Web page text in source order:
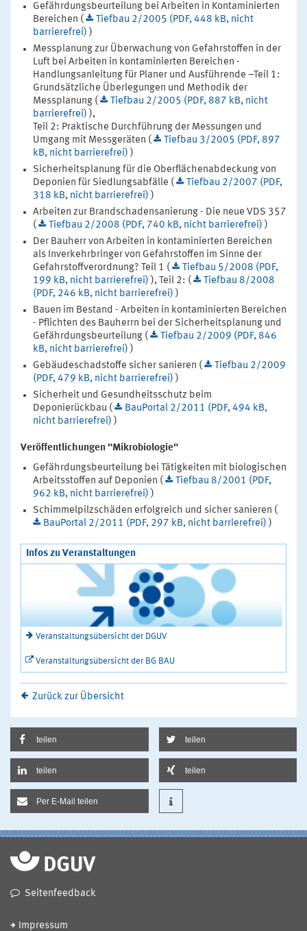
Gefährdungsbeurteilung bei Arbeiten in Kontaminierten
Bereichen (
Tiefbau 2/2005 (PDF, 448 kB, nicht
barrierefrei) )
Messplanung zur Überwachung von Gefahrstoffen in der
Luft bei Arbeiten in kontaminierten Bereichen -
Handlungsanleitung für Planer und Ausführende –Teil 1:
Grundsätzliche Überlegungen und Methodik der
Messplanung (
Tiefbau 2/2005 (PDF, 887 kB, nicht
barrierefrei) ),
Teil 2: Praktische Durchführung der Messungen und
Umgang mit Messgeräten (
Tiefbau 3/2005 (PDF, 897
kB, nicht barrierefrei) )
Sicherheitsplanung für die Oberflächenabdeckung von
Deponien für Siedlungsabfälle (
Tiefbau 2/2007 (PDF,
318 kB, nicht barrierefrei) )
Arbeiten zur Brandschadensanierung - Die neue VDS 357
(
Tiefbau 2/2008 (PDF, 740 kB, nicht barrierefrei) )
Der Bauherr von Arbeiten in kontaminierten Bereichen
als Inverkehrbringer von Gefahrstoffen im Sinne der
Gefahrstoffverordnung? Teil 1 (
Tiefbau 5/2008 (PDF,
199 kB, nicht barrierefrei) ), Teil 2: (
Tiefbau 8/2008
(PDF, 246 kB, nicht barrierefrei) )
Bauen im Bestand - Arbeiten in kontaminierten Bereichen
- Pflichten des Bauherrn bei der Sicherheitsplanung und
Gefährdungsbeurteilung (
Tiefbau 2/2009 (PDF, 846
kB, nicht barrierefrei) )
Gebäudeschadstoffe sicher sanieren (
Tiefbau 2/2009
(PDF, 479 kB, nicht barrierefrei) )
Sicherheit und Gesundheitsschutz beim
Deponierückbau (
BauPortal 2/2011 (PDF, 494 kB,
nicht barrierefrei) )
Veröffentlichungen "Mikrobiologie"
Gefährdungsbeurteilung bei Tätigkeiten mit biologischen
Arbeitsstoffen auf Deponien (
Tiefbau 8/2001 (PDF,
962 kB, nicht barrierefrei) )
Schimmelpilzschäden erfolgreich und sicher sanieren (
BauPortal 2/2011 (PDF, 297 kB, nicht barrierefrei) )
Infos zu Veranstaltungen
Veranstaltungsübersicht der DGUV
Veranstaltungsübersicht der BG BAU
Zurück zur Übersicht
teilen teilen
teilen teilen
Per E-Mail teilen
Seitenfeedback
Impressum